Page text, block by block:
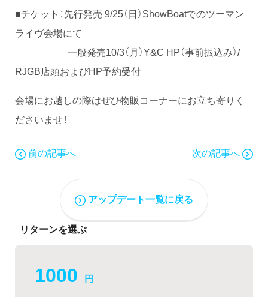
■チケット：先行発売 9/25（日）ShowBoatでのツーマン
ライヴ会場にて
一般発売10/3（月）Y&C HP（事前振込み）/
RJGB店頭およびHP予約受付
会場にお越しの際はぜひ物販コーナーにお立ち寄りく
ださいませ！
前の記事へ 次の記事へ
アップデート一覧に戻る
リターンを選ぶ
1000 円